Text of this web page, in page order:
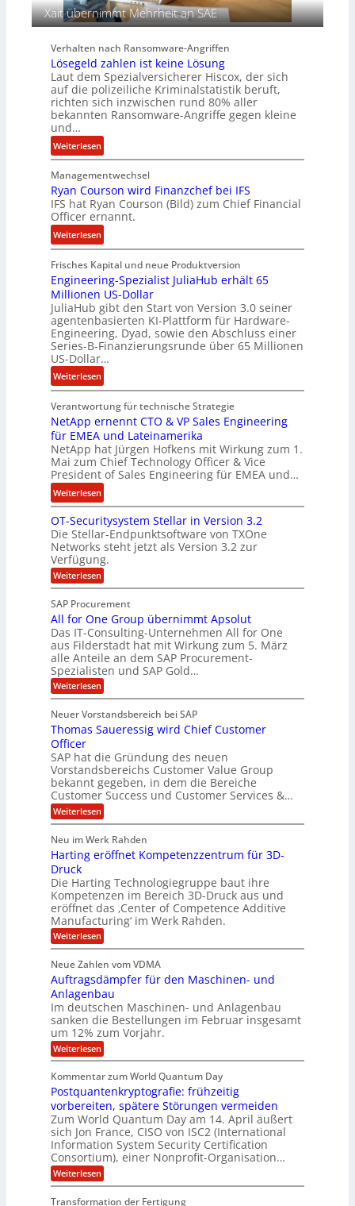
d
e
S
p
u
r
e
n
y
a
r
b
e
t
e
n
z
u
s
a
m
m
e
n
Xait übernimmt Mehrheit an SAE
Verhalten nach Ransomware-Angriffen
Lösegeld zahlen ist keine Lösung
Laut dem Spezialversicherer Hiscox, der sich
auf die polizeiliche Kriminalstatistik beruft,
richten sich inzwischen rund 80% aller
bekannten Ransomware-Angriffe gegen kleine
und…
Weiterlesen:
L
ö
s
e
g
e
l
d
z
a
h
l
e
i
s
e
i
n
e
L
ö
s
u
n
g
Managementwechsel
Ryan Courson wird Finanzchef bei IFS
IFS hat Ryan Courson (Bild) zum Chief Financial
Officer ernannt.
Weiterlesen:
R
y
a
n
C
o
u
s
o
r
d
F
n
a
n
z
c
h
f
b
e
i
I
F
S
Frisches Kapital und neue Produktversion
Engineering-Spezialist JuliaHub erhält 65
Millionen US-Dollar
JuliaHub gibt den Start von Version 3.0 seiner
agentenbasierten KI-Plattform für Hardware-
Engineering, Dyad, sowie den Abschluss einer
Series-B-Finanzierungsrunde über 65 Millionen
US-Dollar…
Weiterlesen:
E
n
g
n
e
e
r
i
n
g
-
S
p
e
z
i
a
l
i
s
u
l
i
a
H
u
b
e
r
ä
l
t
6
5
M
i
l
l
i
o
n
U
S
-
D
o
l
l
Verantwortung für technische Strategie
NetApp ernennt CTO & VP Sales Engineering
für EMEA und Lateinamerika
NetApp hat Jürgen Hofkens mit Wirkung zum 1.
Mai zum Chief Technology Officer & Vice
President of Sales Engineering für EMEA und…
Weiterlesen:
N
e
t
A
p
p
n
e
n
n
t
C
T
O
V
P
S
a
l
e
s
n
g
i
n
e
r
i
n
g
f
ü
r
E
M
E
A
u
n
d
L
a
OT-Securitysystem Stellar in Version 3.2
Die Stellar-Endpunktsoftware von TXOne
Networks steht jetzt als Version 3.2 zur
Verfügung.
Weiterlesen:
O
-
S
e
c
u
r
i
t
y
y
s
e
m
S
t
e
l
l
r
i
e
r
s
i
o
n
3
.
2
SAP Procurement
All for One Group übernimmt Apsolut
Das IT-Consulting-Unternehmen All for One
aus Filderstadt hat mit Wirkung zum 5. März
alle Anteile an dem SAP Procurement-
Spezialisten und SAP Gold…
Weiterlesen:
A
l
f
r
O
n
e
G
r
o
p
ü
b
r
n
i
m
m
t
A
p
s
o
l
u
t
Neuer Vorstandsbereich bei SAP
Thomas Saueressig wird Chief Customer
Officer
SAP hat die Gründung des neuen
Vorstandsbereichs Customer Value Group
bekannt gegeben, in dem die Bereiche
Customer Success und Customer Services &…
Weiterlesen:
T
o
m
S
a
u
e
r
e
s
i
w
i
r
d
C
h
e
f
C
u
s
t
o
m
e
r
O
ff
Neu im Werk Rahden
Harting eröffnet Kompetenzzentrum für 3D-
Druck
Die Harting Technologiegruppe baut ihre
Kompetenzen im Bereich 3D-Druck aus und
eröffnet das ‚Center of Competence Additive
Manufacturing‘ im Werk Rahden.
Weiterlesen:
H
r
t
i
n
g
e
r
ö
f
n
e
t
K
o
m
p
e
t
e
n
z
Neue Zahlen vom VDMA
Auftragsdämpfer für den Maschinen- und
Anlagenbau
Im deutschen Maschinen- und Anlagenbau
sanken die Bestellungen im Februar insgesamt
um 12% zum Vorjahr.
Weiterlesen:
A
f
t
r
a
g
s
d
ä
m
p
e
Kommentar zum World Quantum Day
Postquantenkryptografie: frühzeitig
vorbereiten, spätere Störungen vermeiden
Zum World Quantum Day am 14. April äußert
sich Jon France, CISO von ISC2 (International
Information System Security Certification
Consortium), einer Nonprofit-Organisation…
Weiterlesen:
P
Transformation der Fertigung